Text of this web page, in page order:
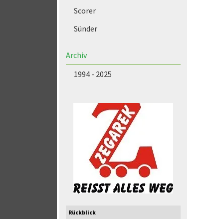
Scorer
Sünder
Archiv
1994 - 2025
Rückblick